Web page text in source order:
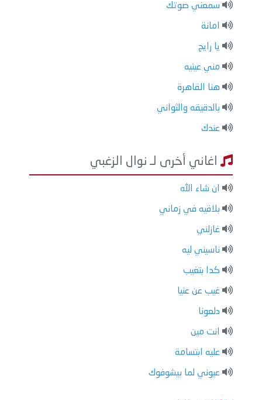
سمعني صوتك
امانة
يا رايح
مني عينيه
هنا القاهرة
بالدقيقه والثواني
عندك
اغاني أخرى لـ نوال الزغبي
ان شاء الله
بلاقيه في زماني
غازلني
ناسيني ليه
كدا بتغيب
غيب عن عنيا
دلعونا
انت مين
عليه ابتسامة
عيوني لما بيشوفوك